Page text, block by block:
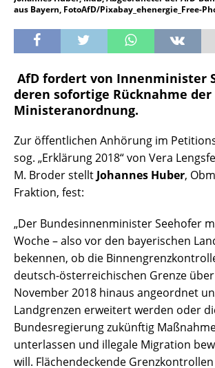
aus Bayern, FotoAfD/Pixabay_ehenergie_Free-
AfD fordert von Innenminister
deren sofortige Rücknahme der
Ministeranordnung.
Zur öffentlichen Anhörung im
sog. „Erklärung 2018“ von Vera
M. Broder stellt Johannes Huber,
Fraktion, fest:
„Der Bundesinnenminister Seehofer
Woche – also vor den bayerischen
bekennen, ob die
deutsch-österreichischen Grenze
November 2018 hinaus angeordnet
Landgrenzen erweitert werden oder
Bundesregierung zukünftig
unterlassen und illegale Migration
will. Flächendeckende